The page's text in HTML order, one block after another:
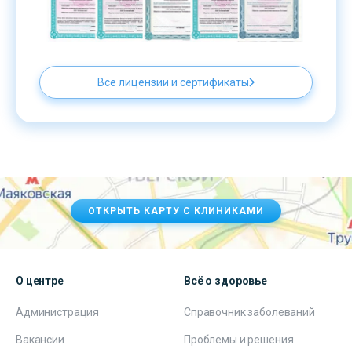
Все лицензии и сертификаты
ОТКРЫТЬ КАРТУ С КЛИНИКАМИ
О центре
Администрация
Вакансии
Всё о здоровье
Справочник заболеваний
Проблемы и решения